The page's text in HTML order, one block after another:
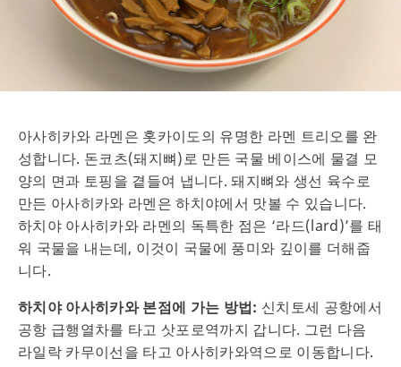
아사히카와 라멘은 홋카이도의 유명한 라멘 트리오를 완
성합니다. 돈코츠(돼지뼈)로 만든 국물 베이스에 물결 모
양의 면과 토핑을 곁들여 냅니다. 돼지뼈와 생선 육수로
만든 아사히카와 라멘은 하치야에서 맛볼 수 있습니다.
하치야 아사히카와 라멘의 독특한 점은 ‘라드(lard)’를 태
워 국물을 내는데, 이것이 국물에 풍미와 깊이를 더해줍
니다.
하치야 아사히카와 본점에 가는 방법: 신치토세 공항에서
공항 급행열차를 타고 삿포로역까지 갑니다. 그런 다음
라일락 카무이선을 타고 아사히카와역으로 이동합니다.